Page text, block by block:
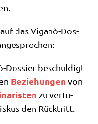
das Viganò-Dos­
Dos­sier beschul­digt
Bezie­hun­gen von
zu ver­tu­
den Rück­tritt.